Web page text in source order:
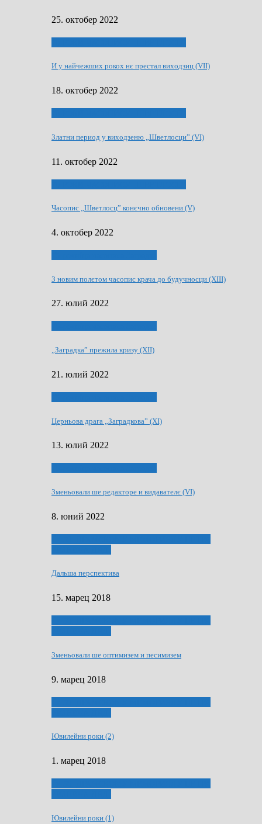
25. октобер 2022
И у найчежших рокох нє престал виходзиц (VII)
18. октобер 2022
Златни период у виходзеню „Шветлосци” (VI)
11. октобер 2022
Часопис „Шветлосц” конєчно обновени (V)
4. октобер 2022
З новим полєтом часопис крача до будучносци (XIII)
27. юлий 2022
„Заградка” прежила кризу (XII)
21. юлий 2022
Церньова драга „Заградкова” (XI)
13. юлий 2022
Зменьовали ше редакторе и видавателє (VI)
8. юний 2022
Дальша перспектива
15. марец 2018
Зменьовали ше оптимизем и песимизем
9. марец 2018
Ювилейни роки (2)
1. марец 2018
Ювилейни роки (1)